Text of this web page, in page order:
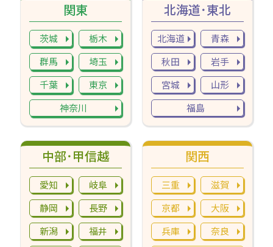
中部･甲信越
愛知
岐阜
静岡
長野
新潟
福井
関西
三重
滋賀
京都
大阪
兵庫
奈良
関東
茨城
栃木
群馬
埼玉
千葉
東京
神奈川
北海道･東北
北海道
青森
秋田
岩手
宮城
山形
福島